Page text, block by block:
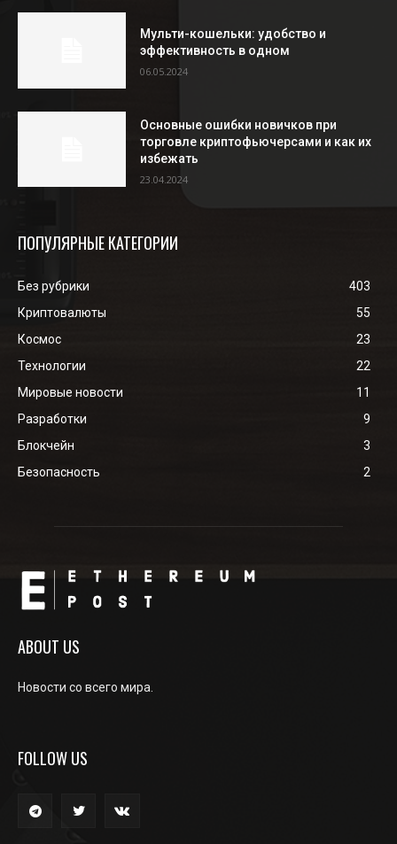
Мульти-кошельки: удобство и
эффективность в одном
06.05.2024
Основные ошибки новичков при
торговле криптофьючерсами и как их
избежать
23.04.2024
ПОПУЛЯРНЫЕ КАТЕГОРИИ
Без рубрики
403
Криптовалюты
55
Космос
23
Технологии
22
Мировые новости
11
Разработки
9
Блокчейн
3
Безопасность
2
ABOUT US
Новости со всего мира.
FOLLOW US